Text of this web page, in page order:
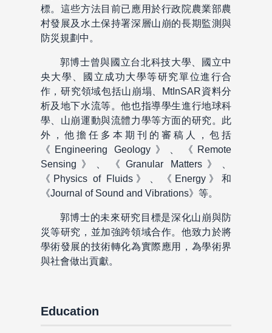
標。這些方法目前已應用於行政院農業部農
村發展及水土保持署深層山崩的長期監測與
防災規劃中。
郭博士曾與國立台北科技大學、國立中
央大學、國立成功大學等研究單位進行合
作，研究領域包括山崩塌、MtInSAR資料分
析及地下水流等。他也指導學生進行地球科
學、山崩運動與流體力學等方面的研究。此
外，他擔任多本期刊的審稿人，包括
《Engineering Geology》、《Remote
Sensing》、《Granular Matters》、
《Physics of Fluids》、《Energy》和
《Journal of Sound and Vibrations》等。
郭博士的未來研究目標是深化山崩與防
災等研究，並加強跨領域合作。他致力於將
學術發展的技術轉化為實際應用，為學術界
與社會做出貢獻。
Education